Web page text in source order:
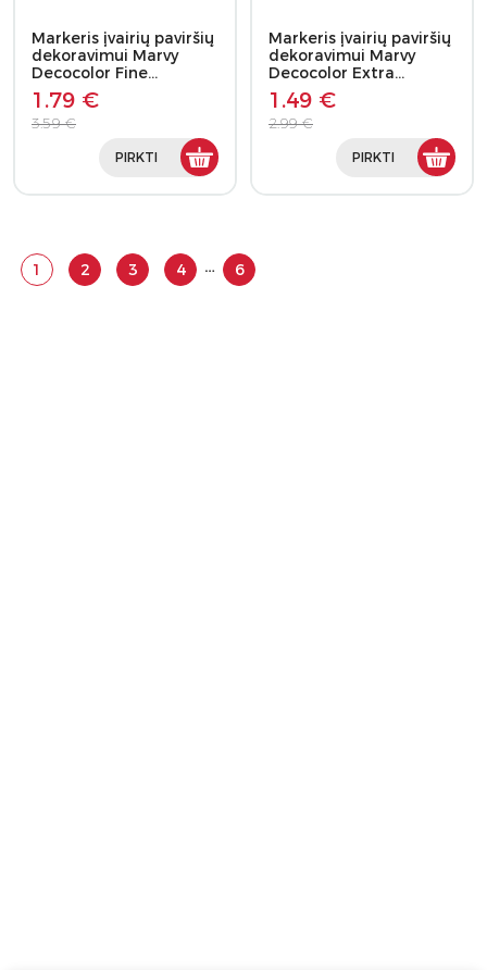
Markeris įvairių paviršių
dekoravimui Marvy
Decocolor Fine…
1.79 €
3.59 €
PIRKTI
Markeris įvairių paviršių
dekoravimui Marvy
Decocolor Extra…
1.49 €
2.99 €
PIRKTI
1 2 3 4 … 6